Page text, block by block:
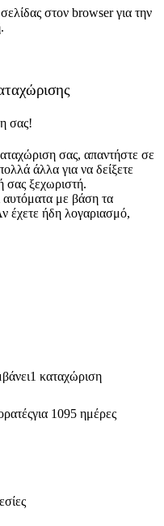
στον browser για την
σας!
σας, απαντήστε σε
άλλα για να δείξετε
σας ξεχωριστή.
με βάση τα
έχετε ήδη λογαριασμό,
καταχώριση
1095 ημέρες